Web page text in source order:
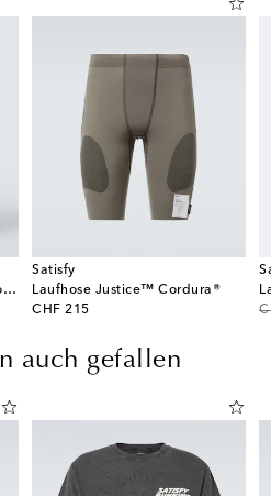
T-Shirt MothTech aus Baumwoll-Jersey
Satisfy
Laufhose Justice™ Cordura®
CHF 215
original price
auch gefallen